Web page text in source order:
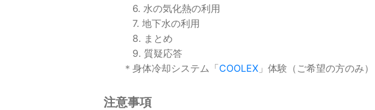
6. 水の気化熱の利用
7. 地下水の利用
8. まとめ
9. 質疑応答
＊身体冷却システム「COOLEX 」体験（ご希望の方のみ）
注意事項